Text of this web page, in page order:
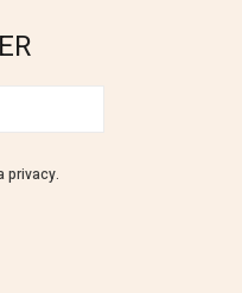
privacy.